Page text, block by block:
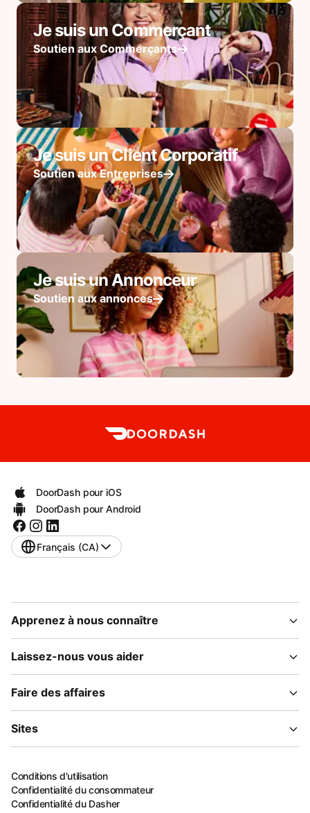
Je suis un Commerçant
Soutien aux Commerçants
Je suis un Client Corporatif
Soutien aux Entreprises
Je suis un Annonceur
Soutien aux annonces
DoorDash pour iOS
DoorDash pour Android
Français (CA)
Apprenez à nous connaître
Laissez-nous vous aider
Faire des affaires
Sites
Conditions d'utilisation
Confidentialité du consommateur
Confidentialité du Dasher